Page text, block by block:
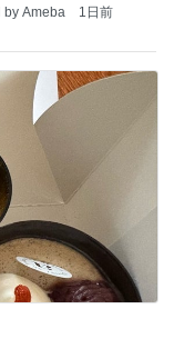
by Ameba 1日前